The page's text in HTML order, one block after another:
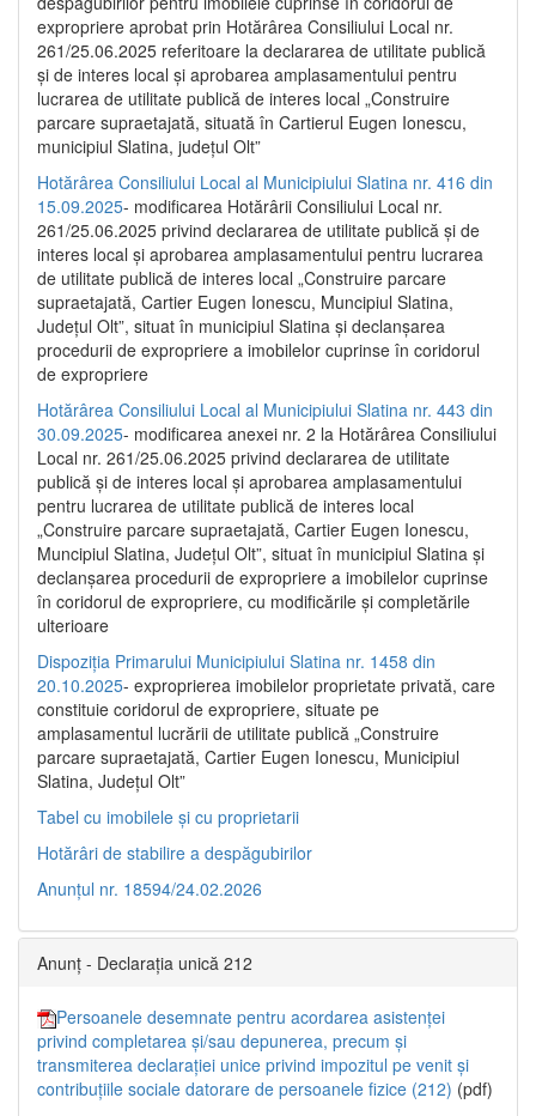
expropriere aprobat prin Hotărârea Consiliului Local nr.
261/25.06.2025 referitoare la declararea de utilitate publică
și de interes local și aprobarea amplasamentului pentru
lucrarea de utilitate publică de interes local „Construire
parcare supraetajată, situată în Cartierul Eugen Ionescu,
municipiul Slatina, județul Olt”
Hotărârea Consiliului Local al Municipiului Slatina nr. 416 din
15.09.2025- modificarea Hotărârii Consiliului Local nr.
261/25.06.2025 privind declararea de utilitate publică și de
interes local și aprobarea amplasamentului pentru lucrarea
de utilitate publică de interes local „Construire parcare
supraetajată, Cartier Eugen Ionescu, Muncipiul Slatina,
Județul Olt”, situat în municipiul Slatina și declanșarea
procedurii de expropriere a imobilelor cuprinse în coridorul
de expropriere
Hotărârea Consiliului Local al Municipiului Slatina nr. 443 din
30.09.2025- modificarea anexei nr. 2 la Hotărârea Consiliului
Local nr. 261/25.06.2025 privind declararea de utilitate
publică şi de interes local şi aprobarea amplasamentului
pentru lucrarea de utilitate publică de interes local
„Construire parcare supraetajată, Cartier Eugen Ionescu,
Muncipiul Slatina, Judeţul Olt”, situat în municipiul Slatina şi
declanşarea procedurii de expropriere a imobilelor cuprinse
în coridorul de expropriere, cu modificările şi completările
ulterioare
Dispoziția Primarului Municipiului Slatina nr. 1458 din
20.10.2025- exproprierea imobilelor proprietate privată, care
constituie coridorul de expropriere, situate pe
amplasamentul lucrării de utilitate publică „Construire
parcare supraetajată, Cartier Eugen Ionescu, Municipiul
Slatina, Județul Olt”
Tabel cu imobilele și cu proprietarii
Hotărâri de stabilire a despăgubirilor
Anunțul nr. 18594/24.02.2026
Anunț - Declarația unică 212
Persoanele desemnate pentru acordarea asistenței
privind completarea și/sau depunerea, precum și
transmiterea declarației unice privind impozitul pe venit și
contribuțiile sociale datorare de persoanele fizice (212) (pdf)